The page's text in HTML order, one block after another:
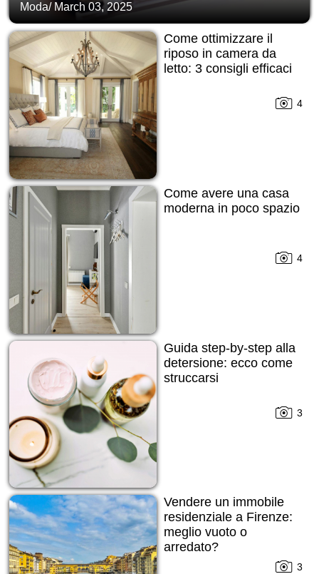
Moda/ March 03, 2025
Come ottimizzare il
riposo in camera da
letto: 3 consigli efficaci
4
Come avere una casa
moderna in poco spazio
4
Guida step-by-step alla
detersione: ecco come
struccarsi
3
Vendere un immobile
residenziale a Firenze:
meglio vuoto o
arredato?
3